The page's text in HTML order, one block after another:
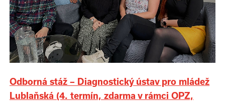
Odborná stáž – Diagnostický ústav pro mládež
Lublaňská (4. termín, zdarma v rámci OPZ,